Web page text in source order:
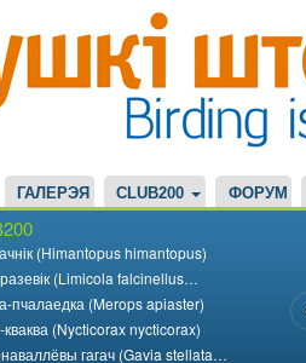
ГАЛЕРЭЯ CLUB200 ФОРУМ
(Himantopus himantopus)
(Limicola falcinellus…
пчалаедка (Merops apiaster)
(Nycticorax nycticorax)
гагач (Gavia stellata…